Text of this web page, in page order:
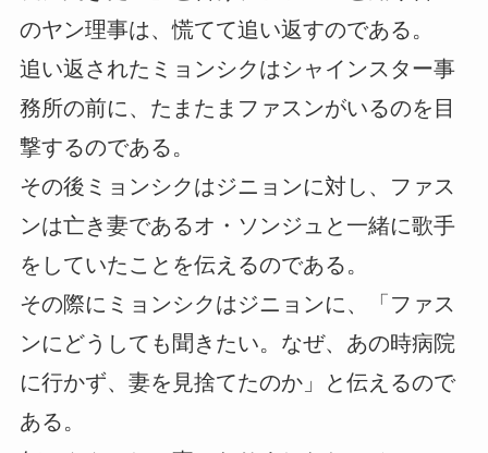
のヤン理事は、慌てて追い返すのである。
追い返されたミョンシクはシャインスター事
務所の前に、たまたまファスンがいるのを目
撃するのである。
その後ミョンシクはジニョンに対し、ファス
ンは亡き妻であるオ・ソンジュと一緒に歌手
をしていたことを伝えるのである。
その際にミョンシクはジニョンに、「ファス
ンにどうしても聞きたい。なぜ、あの時病院
に行かず、妻を見捨てたのか」と伝えるので
ある。